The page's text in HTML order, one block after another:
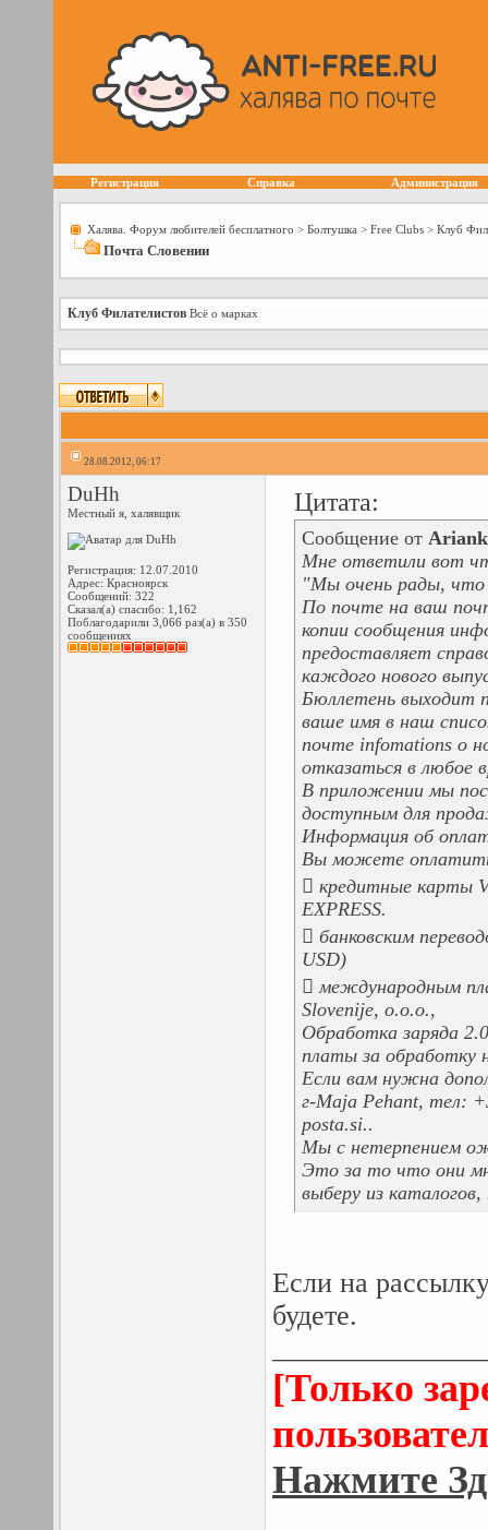
Регистрация Справка Администрация
Халява. Форум любителей бесплатного > Болтушка > Free Сlubs > Клуб
Почта Словении
Клуб Филателистов Всё о марках
28.08.2012, 06:17
DuHh
Местный я, халявщик
Регистрация: 12.07.2010
Адрес: Красноярск
Сообщений: 322
Сказал(а) спасибо: 1,162
Поблагодарили 3,066 раз(а) в 350
сообщениях
Цитата:
Сообщение от
Мне ответили вот
"Мы очень рады, что
По почте на ваш
копии сообщения
предоставляет
каждого нового
Бюллетень выходит
ваше имя в наш
почте infomations о
отказаться в любое
В приложении мы
доступным для
Информация об
Вы можете
 кредитные карты
EXPRESS.
 банковским
USD)
 международным
Slovenije, о.о.о.,
Обработка заряда
платы за обработку
Если вам нужна
г-Maja Pehant, тел:
posta.si..
Мы с нетерпением
Это за то что они
выберу из
Если на
будете.
[Только
Нажмите